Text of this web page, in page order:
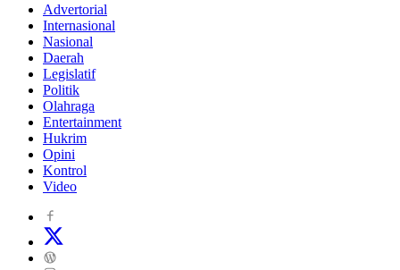
Advertorial
Internasional
Nasional
Daerah
Legislatif
Politik
Olahraga
Entertainment
Hukrim
Opini
Kontrol
Video